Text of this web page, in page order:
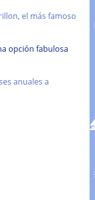
el más famoso
opción fabulosa
anuales a